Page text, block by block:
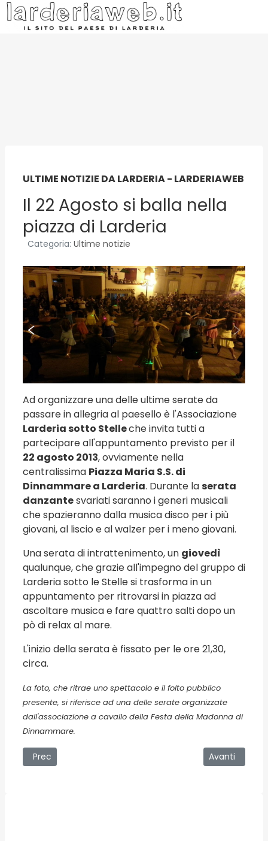
ULTIME NOTIZIE DA LARDERIA - LARDERIAWEB
Il 22 Agosto si balla nella
piazza di Larderia
Categoria: Ultime notizie
Ad organizzare una delle ultime serate da
passare in allegria al paesello è l'Associazione
Larderia sotto Stelleche invita tutti a
partecipare all'appuntamento previsto per il
22 agosto 2013, ovviamente nella
centralissima Piazza Maria S.S. di
Dinnammare a Larderia. Durante laserata
danzantesvariati saranno i generi musicali
che spazieranno dalla musica disco per i più
giovani, al liscio e al walzer per i meno giovani.
Una serata di intrattenimento, un giovedì
qualunque, che grazie all'impegno del gruppo di
Larderia sotto le Stelle si trasforma in un
appuntamento per ritrovarsi in piazza ad
ascoltare musica e fare quattro salti dopo un
pò di relax al mare.
L'inizio della serata è fissato per le ore 21,30,
circa.
La foto, che ritrae uno spettacolo e il folto pubblico
presente, si riferisce ad una delle serate organizzate
dall'associazione a cavallo della Festa della Madonna di
Dinnammare.
Articolo precedente: Buon 2014... dal paese dimenticato
Prec Articolo
Avanti